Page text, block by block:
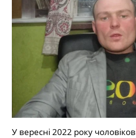
У вересні 2022 року